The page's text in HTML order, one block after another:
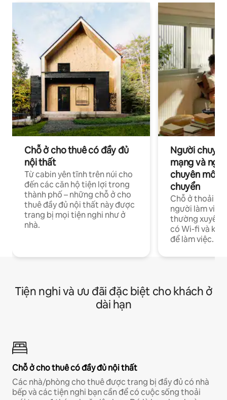
Chỗ ở cho thuê có đầy đủ
nội thất
Từ cabin yên tĩnh trên núi cho
đến các căn hộ tiện lợi trong
thành phố – những chỗ ở cho
thuê đầy đủ nội thất này được
trang bị mọi tiện nghi như ở
nhà.
Người
mạng và
chuyên môn
chuyển
Chỗ ở thoải
người làm việc
thường xuyên
có Wi-fi và
để làm việc.
Tiện nghi và ưu đãi đặc biệt cho khách ở
dài hạn
Chỗ ở cho thuê có đầy đủ nội thất
Các nhà/phòng cho thuê được trang bị đầy đủ có nhà
bếp và các tiện nghi bạn cần để có cuộc sống thoải